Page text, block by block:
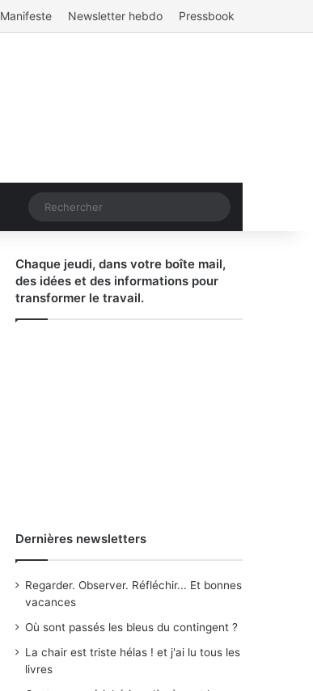
Manifeste Newsletter hebdo Pressbook
Chaque jeudi, dans votre boîte mail,
des idées et des informations pour
transformer le travail.
Dernières newsletters
Regarder. Observer. Réfléchir... Et bonnes
vacances
Où sont passés les bleus du contingent ?
La chair est triste hélas ! et j'ai lu tous les
livres